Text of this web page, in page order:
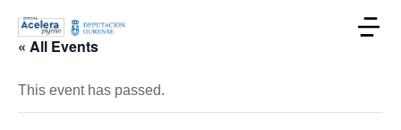
« All Events
This event has passed.